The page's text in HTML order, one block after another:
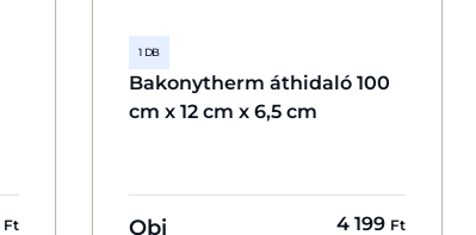
Ft
1 DB
Bakonytherm áthidaló 100
cm x 12 cm x 6,5 cm
Obi 4 199 Ft